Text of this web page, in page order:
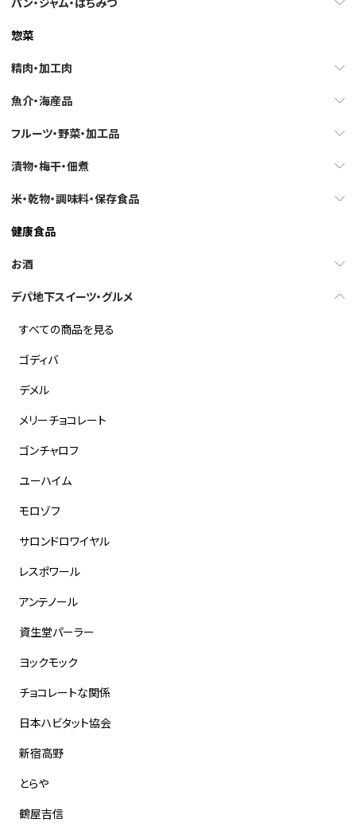
惣菜
精肉・加工肉
魚介・海産品
フルーツ・野菜・加工品
漬物・梅干・佃煮
米・乾物・調味料・保存食品
健康食品
お酒
デパ地下スイーツ・グルメ
すべての商品を見る
ゴディバ
デメル
メリーチョコレート
ゴンチャロフ
ユーハイム
モロゾフ
サロンドロワイヤル
レスポワール
アンテノール
資生堂パーラー
ヨックモック
チョコレートな関係
日本ハビタット協会
新宿高野
とらや
鶴屋吉信